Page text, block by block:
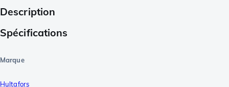
Description
Spécifications
Marque
Hultafors